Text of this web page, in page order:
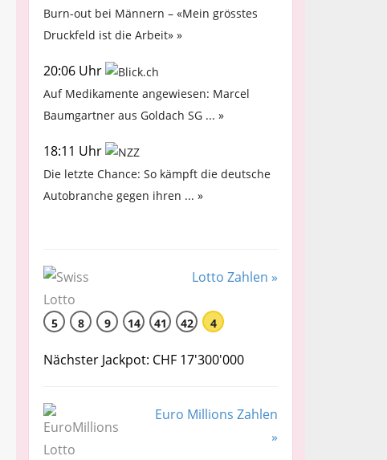
Burn-out bei Männern – «Mein grösstes
Druckfeld ist die Arbeit» »
20:06 Uhr
Auf Medikamente angewiesen: Marcel
Baumgartner aus Goldach SG ... »
18:11 Uhr
Die letzte Chance: So kämpft die deutsche
Autobranche gegen ihren ... »
Lotto Zahlen »
5 8 9 14 41 42 4
Nächster Jackpot: CHF 17'300'000
Euro Millions Zahlen
»